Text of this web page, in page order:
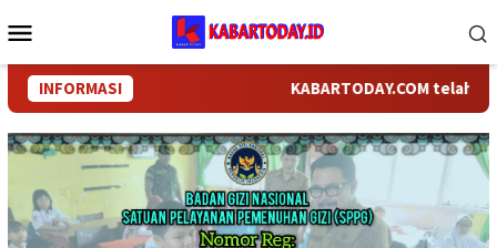
ke
Mobile
INFORMASI KABARTODAY.COM telah